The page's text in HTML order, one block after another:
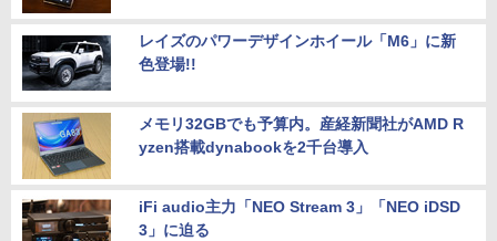
レイズのパワーデザインホイール「M6」に新
色登場!!
メモリ32GBでも予算内。産経新聞社がAMD R
yzen搭載dynabookを2千台導入
iFi audio主力「NEO Stream 3」「NEO iDSD
3」に迫る